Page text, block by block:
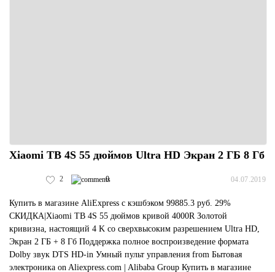
Xiaomi ТВ 4S 55 дюймов Ultra HD Экран 2 ГБ 8 Гб
2 0 04.07.2019
Купить в магазине AliExpress с кэшбэком 99885.3 руб. 29%
СКИДКА|Xiaomi ТВ 4S 55 дюймов кривой 4000R Золотой
кривизна, настоящий 4 K со сверхвысоким разрешением Ultra HD,
Экран 2 ГБ + 8 Гб Поддержка полное воспроизведение формата
Dolby звук DTS HD-in Умный пульт управления from Бытовая
электроника on Aliexpress.com | Alibaba Group Купить в магазине